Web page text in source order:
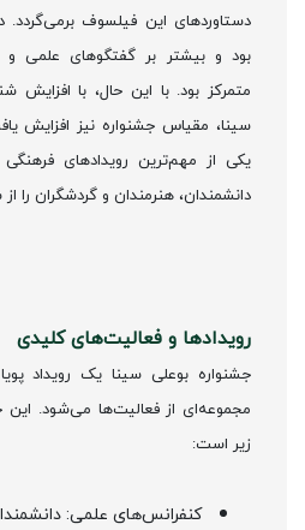
دستاوردهای این فیلسوف برمی‌گردد.
بود و بیشتر بر گفتگوهای علمی
متمرکز بود. با این حال، با افزایش
سینا، مقیاس جشنواره نیز افزایش
یکی از مهم‌ترین رویدادهای
دانشمندان، هنرمندان و گردشگران
رویدادها و فعالیت‌های کلیدی
جشنواره بوعلی سینا یک رویداد
مجموعه‌ای از فعالیت‌ها می‌شود. این
زیر است:
کنفرانس‌های علمی: